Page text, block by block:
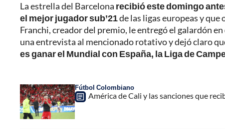
La estrella del Barcelona recibió este domingo
el mejor jugador sub’21de las ligas europeas y
Franchi, creador del premio, le entregó el galardón
una entrevista al mencionado rotativo y dejó claro
es ganar el Mundial con España, la Liga de
Fútbol Colombiano
América de Cali y las sanciones que